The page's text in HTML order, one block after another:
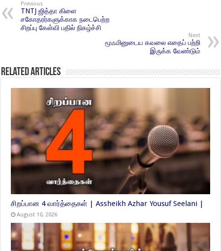
Previous
TNTJ ஜித்தா கிளை
சகோதரர்களுக்காக நடைபெற்ற
சிறப்பு கேள்வி பதில் நிகழ்ச்சி
Next
மூஃமினுடைய கவலை எதைப் பற்றி
இருக்க வேண்டும்
Related Articles
சிறப்பான 4 வார்த்தைகள் | Assheikh Azhar Yousuf Seelani |
August 10, 2026